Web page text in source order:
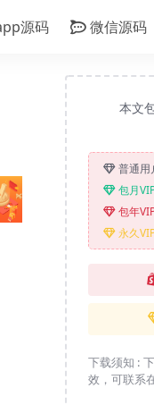
源码 微信源码
本文
普通用
包月
包年
永久
下载须知 :
效，可联系